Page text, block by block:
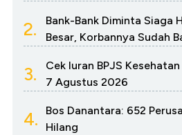
2.
Bank-Bank Diminta Siaga
Besar, Korbannya Sudah
3.
Cek Iuran BPJS
7 Agustus 2026
4.
Bos Danantara: 652
Hilang